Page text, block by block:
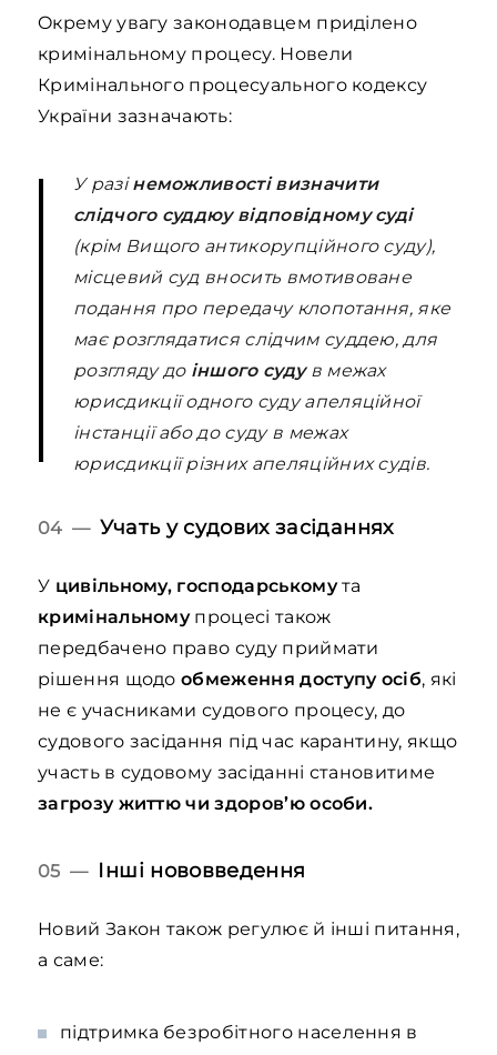
Oкрему увагу законодавцем приділено
кримінальному процесу. Новели
Кримінального процесуального кодексу
України зазначають:
У разінеможливості визначити
слідчого суддюу відповідному суді
(крім Вищого антикорупційного суду),
місцевий суд вносить вмотивоване
подання про передачу клопотання, яке
має розглядатися слідчим суддею, для
розгляду доіншого судув межах
юрисдикції одного суду апеляційної
інстанції або до суду в межах
юрисдикції різних апеляційних судів.
04 —Учать у судових засіданнях
У цивільному, господарськомута
кримінальномупроцесі також
передбачено право суду приймати
рішення щодообмеження доступу осіб, які
не є учасниками судового процесу, до
судового засідання під час карантину, якщо
участь в судовому засіданні становитиме
загрозу життю чи здоров’ю особи.
05 — Інші нововведення
Новий Закон також регулює й інші питання,
а саме:
підтримка безробітного населення в